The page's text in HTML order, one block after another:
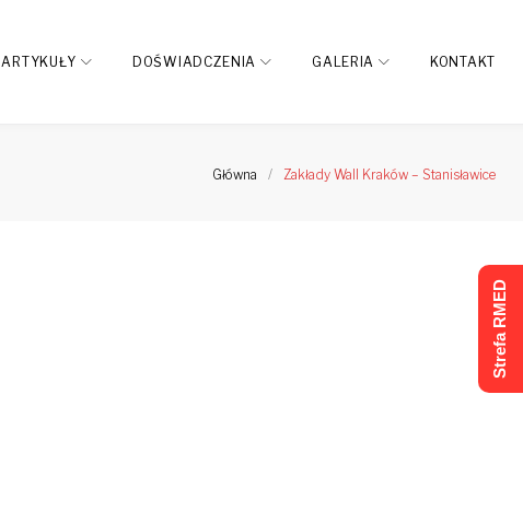
ARTYKUŁY DOŚWIADCZENIA GALERIA KONTAKT
Główna / Zakłady Wall Kraków – Stanisławice
Strefa RMED